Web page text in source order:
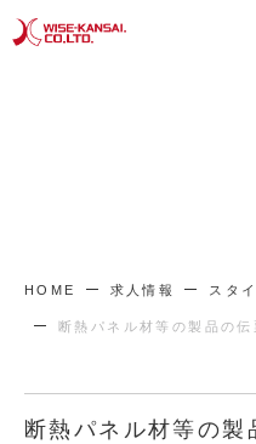
HOME 求人情報 スタ
断熱パネル材等の製品の
断熱パネル材等の製